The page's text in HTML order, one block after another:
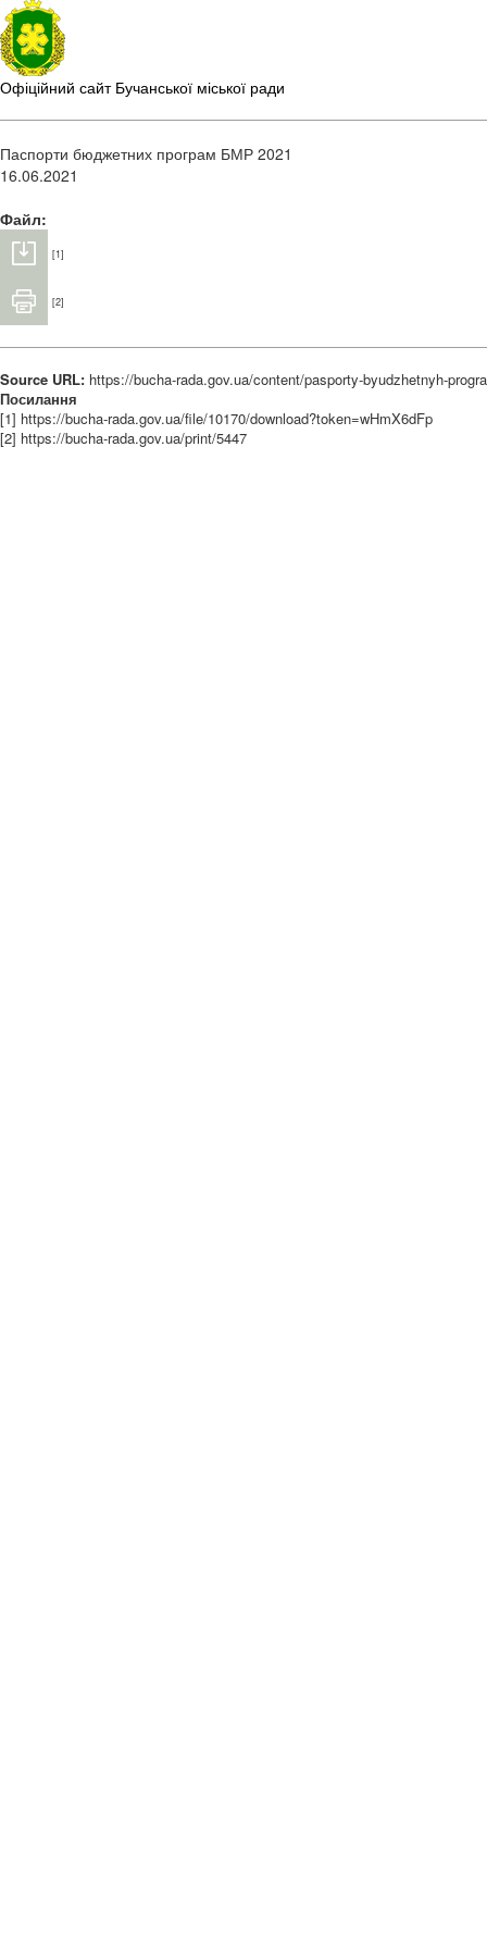
Офіційний сайт Бучанської міської ради
Паспорти бюджетних програм БМР 2021
16.06.2021
Файл:
[1]
[2]
Source URL: https://bucha-rada.gov.ua/content/pasporty-byudzhetnyh-
Посилання
[1] https://bucha-rada.gov.ua/file/10170/download?token=wHmX6dFp
[2] https://bucha-rada.gov.ua/print/5447